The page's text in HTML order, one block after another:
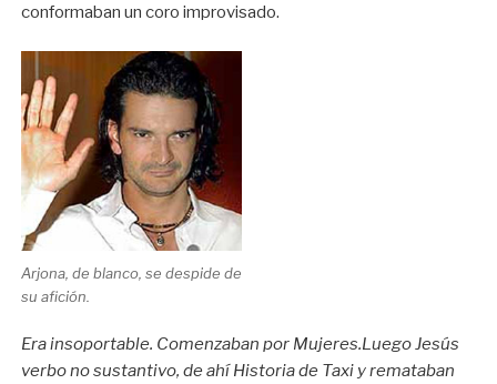
conformaban un coro improvisado.
Arjona, de blanco, se despide de
su afición.
Era insoportable. Comenzaban por Mujeres.Luego Jesús
verbo no sustantivo, de ahí Historia de Taxi y remataban